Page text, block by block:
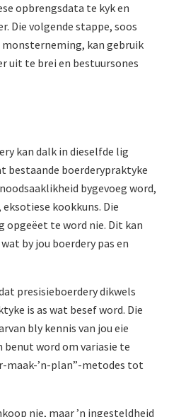
opbrengsdata te kyk en
Die volgende stappe, soos
kan gebruik
uit te brei en bestuursones
kan dalk in dieselfde lig
bestaande boerderypraktyke
bygevoeg word,
kookkuns. Die
opgeëet te word nie. Dit kan
by jou boerdery pas en
presisieboerdery dikwels
is as wat besef word. Die
bly kennis van jou eie
benut word om variasie te
maak-’n-plan”-metodes tot
nie, maar ’n ingesteldheid